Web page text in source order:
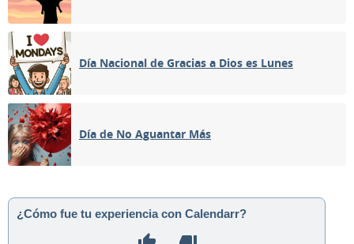
Día Nacional de Gracias a Dios es Lunes
Día de No Aguantar Más
¿Cómo fue tu experiencia con Calendarr?